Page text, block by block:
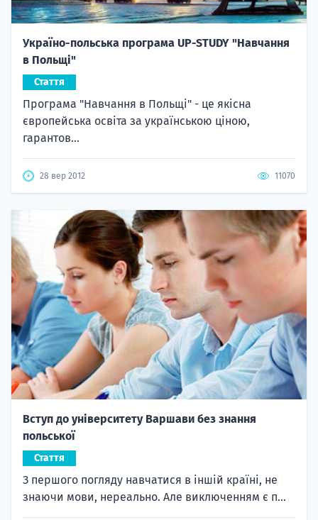
Україно-польська програма UP-STUDY "Навчання
в Польщі"
Стаття
Програма "Навчання в Польщі" - це якісна
європейська освіта за українською ціною,
гарантов...
28 вер 2012 11070
Вступ до університету Варшави без знання
польської
Стаття
З першого погляду навчатися в іншій країні, не
знаючи мови, нереально. Але виключенням є п...